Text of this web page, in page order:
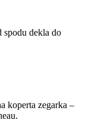
spodu dekla do
koperta zegarka –